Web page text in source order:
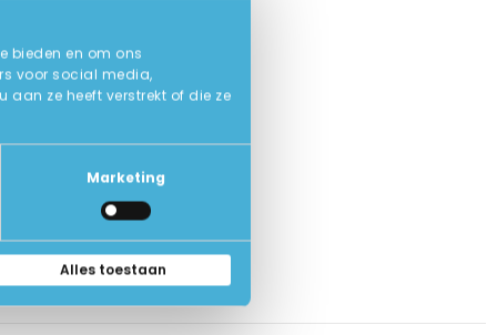
bieden en om ons
voor social media,
aan ze heeft verstrekt of die ze
Marketing
Alles toestaan